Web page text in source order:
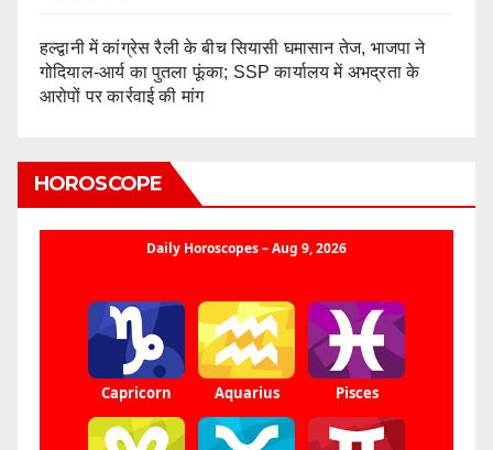
हल्द्वानी में कांग्रेस रैली के बीच सियासी घमासान तेज, भाजपा ने
गोदियाल-आर्य का पुतला फूंका; SSP कार्यालय में अभद्रता के
आरोपों पर कार्रवाई की मांग
HOROSCOPE